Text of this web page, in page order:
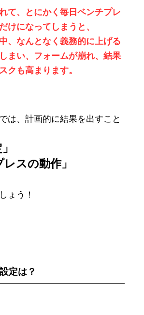
て、とにかく毎日ベンチプレ
けになってしまうと、
、なんとなく義務的に上げる
まい、フォームが崩れ、結果
クも高まります。
は、計画的に結果を出すこと
レスの動作」
ょう！
定は？